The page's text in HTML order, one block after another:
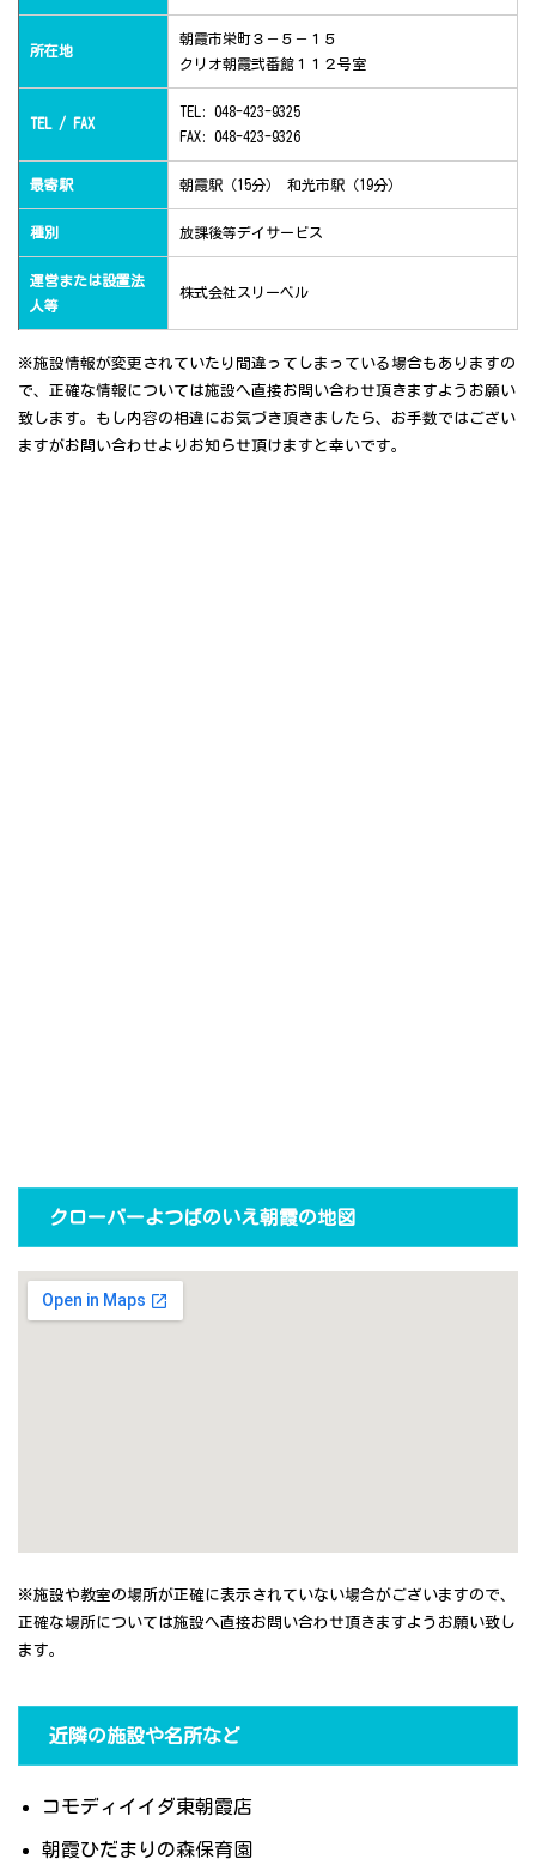
所在地
朝霞市栄町３－５－１５
クリオ朝霞弐番館１１２号室
TEL / FAX
TEL: 048-423-9325
FAX: 048-423-9326
最寄駅 朝霞駅（15分） 和光市駅（19分）
種別 放課後等デイサービス
運営または設置法
人等
株式会社スリーベル
※施設情報が変更されていたり間違ってしまっている場合もありますの
で、正確な情報については施設へ直接お問い合わせ頂きますようお願い
致します。もし内容の相違にお気づき頂きましたら、お手数ではござい
ますがお問い合わせよりお知らせ頂けますと幸いです。
クローバーよつばのいえ朝霞の地図
※施設や教室の場所が正確に表示されていない場合がございますので、
正確な場所については施設へ直接お問い合わせ頂きますようお願い致し
ます。
近隣の施設や名所など
コモディイイダ東朝霞店
朝霞ひだまりの森保育園